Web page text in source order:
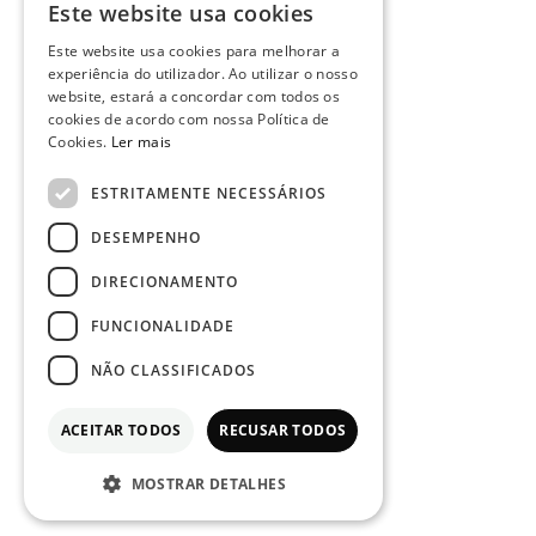
PORTUGUESE
ENGLISH
Este website usa cookies
Este website usa cookies para melhorar a
experiência do utilizador. Ao utilizar o nosso
website, estará a concordar com todos os
cookies de acordo com nossa Política de
Cookies. Ler mais
ESTRITAMENTE NECESSÁRIOS
DESEMPENHO
DIRECIONAMENTO
FUNCIONALIDADE
NÃO CLASSIFICADOS
ACEITAR TODOS RECUSAR TODOS
MOSTRAR DETALHES